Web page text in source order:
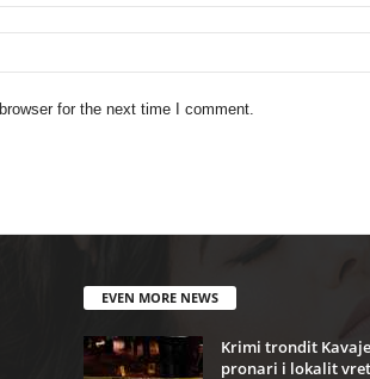
for the next time I comment.
EVEN MORE NEWS
Krimi trondit
pronari i lokalit